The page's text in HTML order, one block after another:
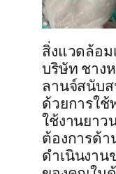
สิ่งแวดล้อ
บริษัท ชาง
ลานจ์สนับ
ด้วยการใช้
ใช้งานยาว
ต้องการด้
ดำเนินงา